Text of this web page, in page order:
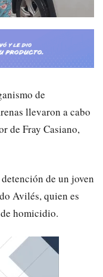
de
llevaron a cabo
de Fray Casiano,
de un joven
Avilés, quien es
homicidio.